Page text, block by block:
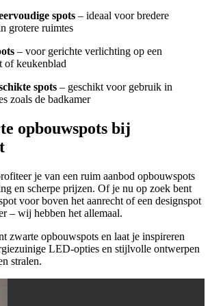
spots – ideaal voor bredere
grotere ruimtes
– voor gerichte verlichting op een
of keukenblad
spots – geschikt voor gebruik in
zoals de badkamer
opbouwspots bij
je van een ruim aanbod opbouwspots
en scherpe prijzen. Of je nu op zoek bent
voor boven het aanrecht of een designspot
– wij hebben het allemaal.
zwarte opbouwspots en laat je inspireren
LED-opties en stijlvolle ontwerpen
stralen.